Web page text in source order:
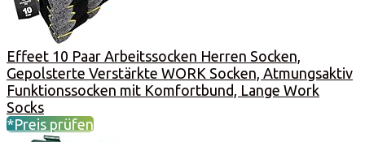
Effeet 10 Paar Arbeitssocken Herren Socken,
Gepolsterte Verstärkte WORK Socken, Atmungsaktiv
Funktionssocken mit Komfortbund, Lange Work
Socks
*Preis prüfen